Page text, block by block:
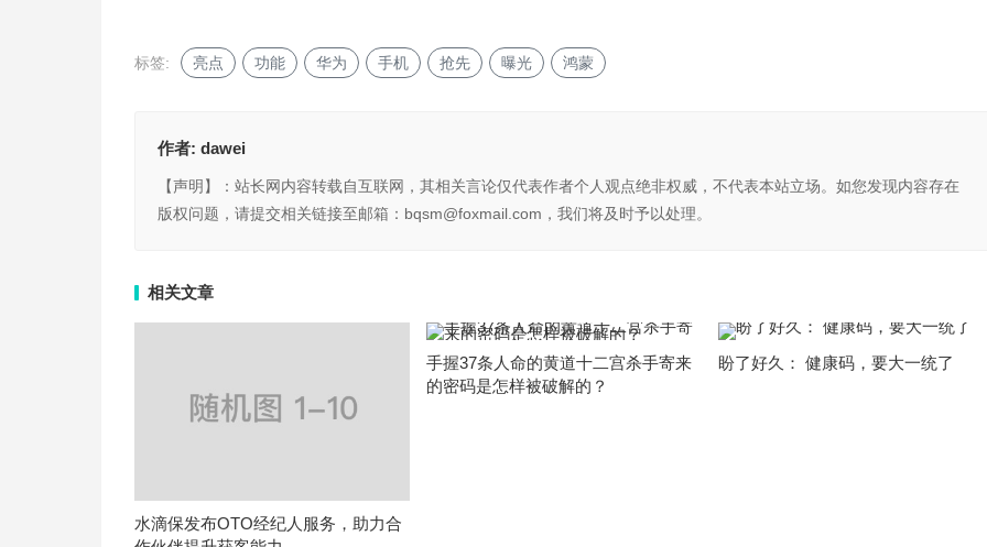
标签: 亮点 功能 华为 手机 抢先 曝光 鸿蒙
作者: dawei
【声明】：站长网内容转载自互联网，其相关言论仅代表作者个人观点绝非权威，不代表本站立场。如您发现内容存在
版权问题，请提交相关链接至邮箱：bqsm@foxmail.com，我们将及时予以处理。
相关文章
水滴保发布OTO经纪人服务，助力合
手握37条人命的黄道十二宫杀手寄来
的密码是怎样被破解的？
盼了好久： 健康码，要大一统了